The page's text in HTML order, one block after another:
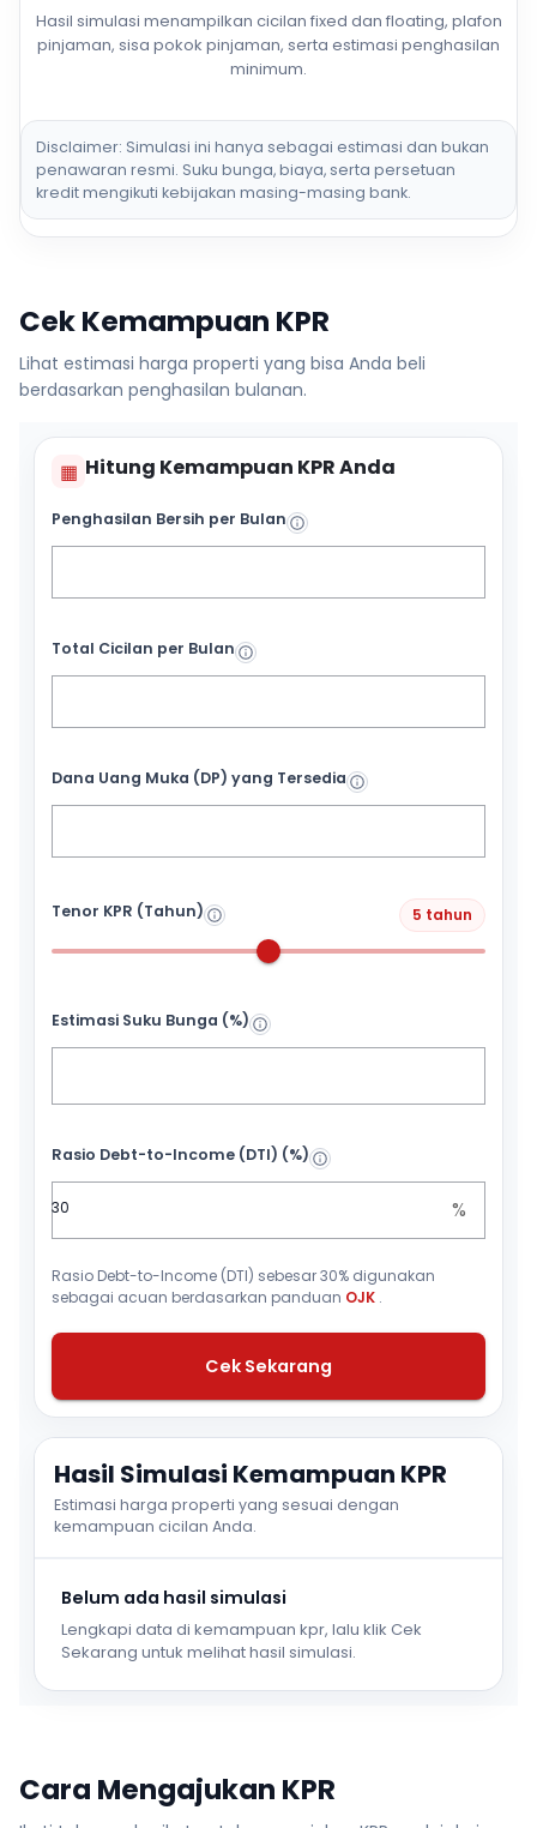
Hasil simulasi menampilkan cicilan fixed dan floating, plafon
pinjaman, sisa pokok pinjaman, serta estimasi penghasilan
minimum.
Disclaimer: Simulasi ini hanya sebagai estimasi dan bukan
penawaran resmi. Suku bunga, biaya, serta persetuan
kredit mengikuti kebijakan masing-masing bank.
Cek Kemampuan KPR
Lihat estimasi harga properti yang bisa Anda beli
berdasarkan penghasilan bulanan.
▦ Hitung Kemampuan KPR Anda
Penghasilan Bersih per Bulan
Total Cicilan per Bulan
Dana Uang Muka (DP) yang Tersedia
Tenor KPR (Tahun) 5 tahun
Estimasi Suku Bunga (%)
Rasio Debt-to-Income (DTI) (%)
%
Rasio Debt-to-Income (DTI) sebesar 30% digunakan
sebagai acuan berdasarkan panduan OJK .
Cek Sekarang
Hasil Simulasi Kemampuan KPR
Estimasi harga properti yang sesuai dengan
kemampuan cicilan Anda.
Belum ada hasil simulasi
Lengkapi data di kemampuan kpr, lalu klik Cek
Sekarang untuk melihat hasil simulasi.
Cara Mengajukan KPR